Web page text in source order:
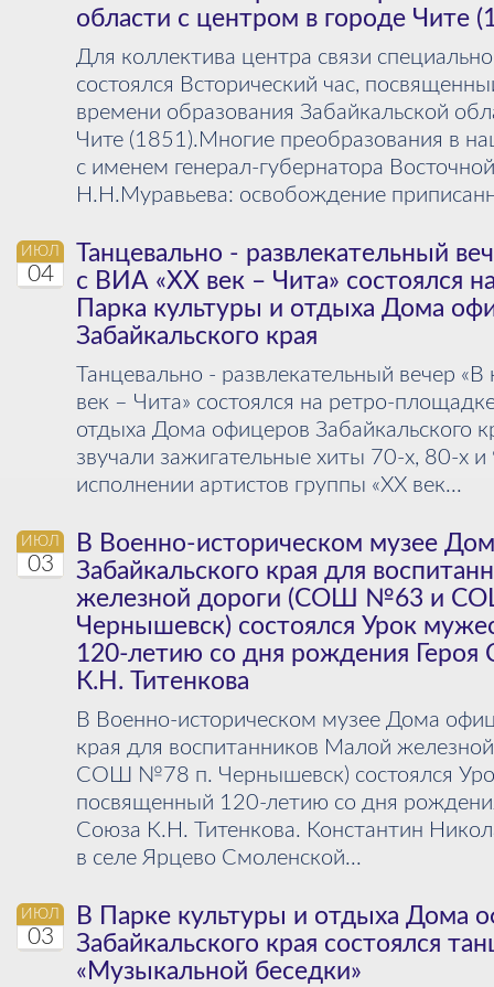
области с центром в городе Чите
Для коллектива центра связи
состоялся Bсторический час,
времени образования Забайкальской
Чите (1851).Многие преобразования в
с именем генерал-губернатора
Н.Н.Муравьева: освобождение
ИЮЛ
04
Танцевально - развлекательный
с ВИА «ХХ век – Чита» состоялся
Парка культуры и отдыха Дома
Забайкальского края
Танцевально - развлекательный вечер
век – Чита» состоялся на ретро-
отдыха Дома офицеров Забайкальского
звучали зажигательные хиты 70-х, 80-х и
исполнении артистов группы «ХХ век...
ИЮЛ
03
В Военно-историческом музее
Забайкальского края для
железной дороги (СОШ №63 и
Чернышевск) состоялся Урок
120-летию со дня рождения Героя
К.Н. Титенкова
В Военно-историческом музее Дома
края для воспитанников Малой
СОШ №78 п. Чернышевск) состоялся
посвященный 120-летию со дня
Союза К.Н. Титенкова. Константин
в селе Ярцево Смоленской...
ИЮЛ
03
В Парке культуры и отдыха Дома
Забайкальского края состоялся
«Музыкальной беседки»